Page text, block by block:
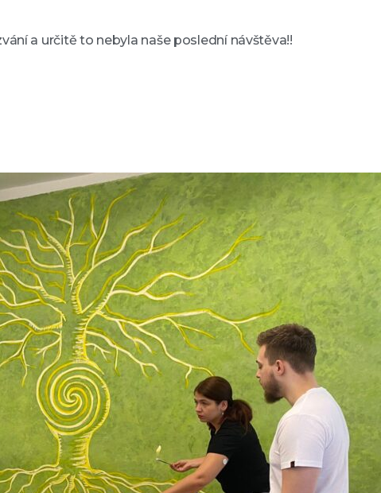
a určitě to nebyla naše poslední návštěva!!